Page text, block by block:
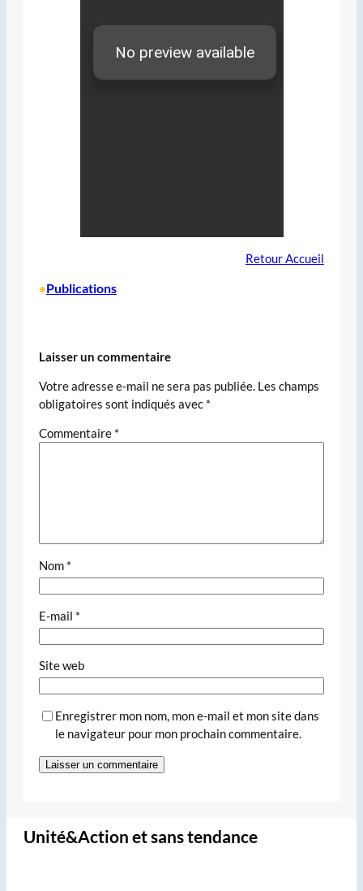
Retour Accueil
•Publications
Laisser un commentaire
Votre adresse e-mail ne sera pas publiée. Les champs
obligatoires sont indiqués avec *
Commentaire *
Nom *
E-mail *
Site web
Enregistrer mon nom, mon e-mail et mon site dans
le navigateur pour mon prochain commentaire.
Unité&Action et sans tendance